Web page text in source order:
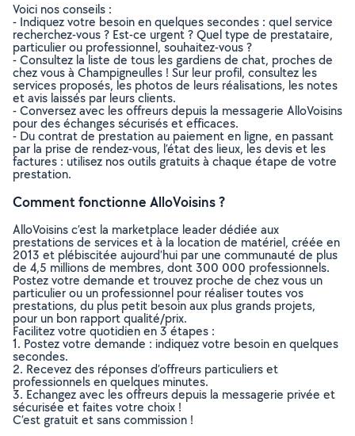
Voici nos conseils :
- Indiquez votre besoin en quelques secondes : quel service
recherchez-vous ? Est-ce urgent ? Quel type de prestataire,
particulier ou professionnel, souhaitez-vous ?
- Consultez la liste de tous les gardiens de chat, proches de
chez vous à Champigneulles ! Sur leur profil, consultez les
services proposés, les photos de leurs réalisations, les notes
et avis laissés par leurs clients.
- Conversez avec les offreurs depuis la messagerie AlloVoisins
pour des échanges sécurisés et efficaces.
- Du contrat de prestation au paiement en ligne, en passant
par la prise de rendez-vous, l’état des lieux, les devis et les
factures : utilisez nos outils gratuits à chaque étape de votre
prestation.
Comment fonctionne AlloVoisins ?
AlloVoisins c’est la marketplace leader dédiée aux
prestations de services et à la location de matériel, créée en
2013 et plébiscitée aujourd’hui par une communauté de plus
de 4,5 millions de membres, dont 300 000 professionnels.
Postez votre demande et trouvez proche de chez vous un
particulier ou un professionnel pour réaliser toutes vos
prestations, du plus petit besoin aux plus grands projets,
pour un bon rapport qualité/prix.
Facilitez votre quotidien en 3 étapes :
1. Postez votre demande : indiquez votre besoin en quelques
secondes.
2. Recevez des réponses d’offreurs particuliers et
professionnels en quelques minutes.
3. Echangez avec les offreurs depuis la messagerie privée et
sécurisée et faites votre choix !
C’est gratuit et sans commission !